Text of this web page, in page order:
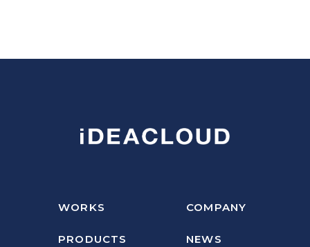
WORKS COMPANY
PRODUCTS NEWS